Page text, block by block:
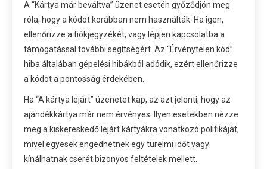
A “Kártya már beváltva” üzenet esetén győződjön meg
róla, hogy a kódot korábban nem használták. Ha igen,
ellenőrizze a fiókjegyzékét, vagy lépjen kapcsolatba a
támogatással további segítségért. Az “Érvénytelen kód”
hiba általában gépelési hibákból adódik, ezért ellenőrizze
a kódot a pontosság érdekében.
Ha “A kártya lejárt” üzenetet kap, az azt jelenti, hogy az
ajándékkártya már nem érvényes. Ilyen esetekben nézze
meg a kiskereskedő lejárt kártyákra vonatkozó politikáját,
mivel egyesek engedhetnek egy türelmi időt vagy
kínálhatnak cserét bizonyos feltételek mellett.